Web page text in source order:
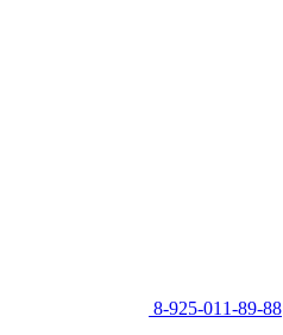
8-925-011-89-88